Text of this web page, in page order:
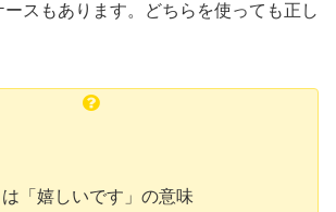
ースもあります。どちらを使っても正し
は「嬉しいです」の意味